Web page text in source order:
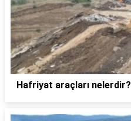
Hafriyat araçları nelerdir?